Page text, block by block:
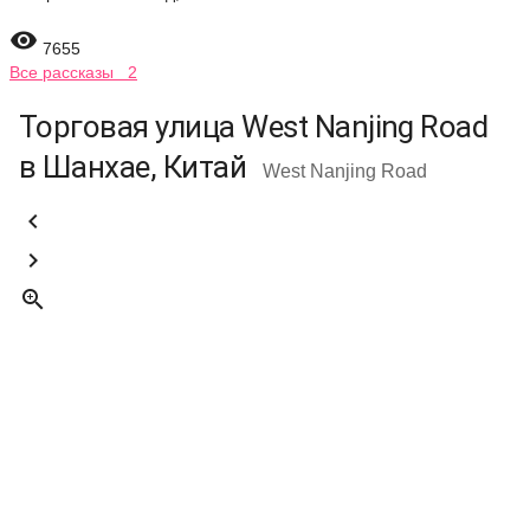
 7655
Все рассказы 2
Торговая улица West Nanjing Road
в Шанхае, Китай
West Nanjing Road


